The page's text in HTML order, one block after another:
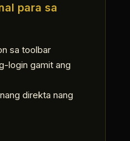
para sa
sa toolbar
login gamit ang
direkta nang